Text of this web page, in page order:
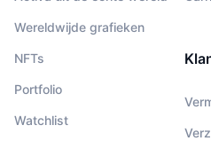
Wereldwijde grafieken
NFTs
Portfolio
Watchlist